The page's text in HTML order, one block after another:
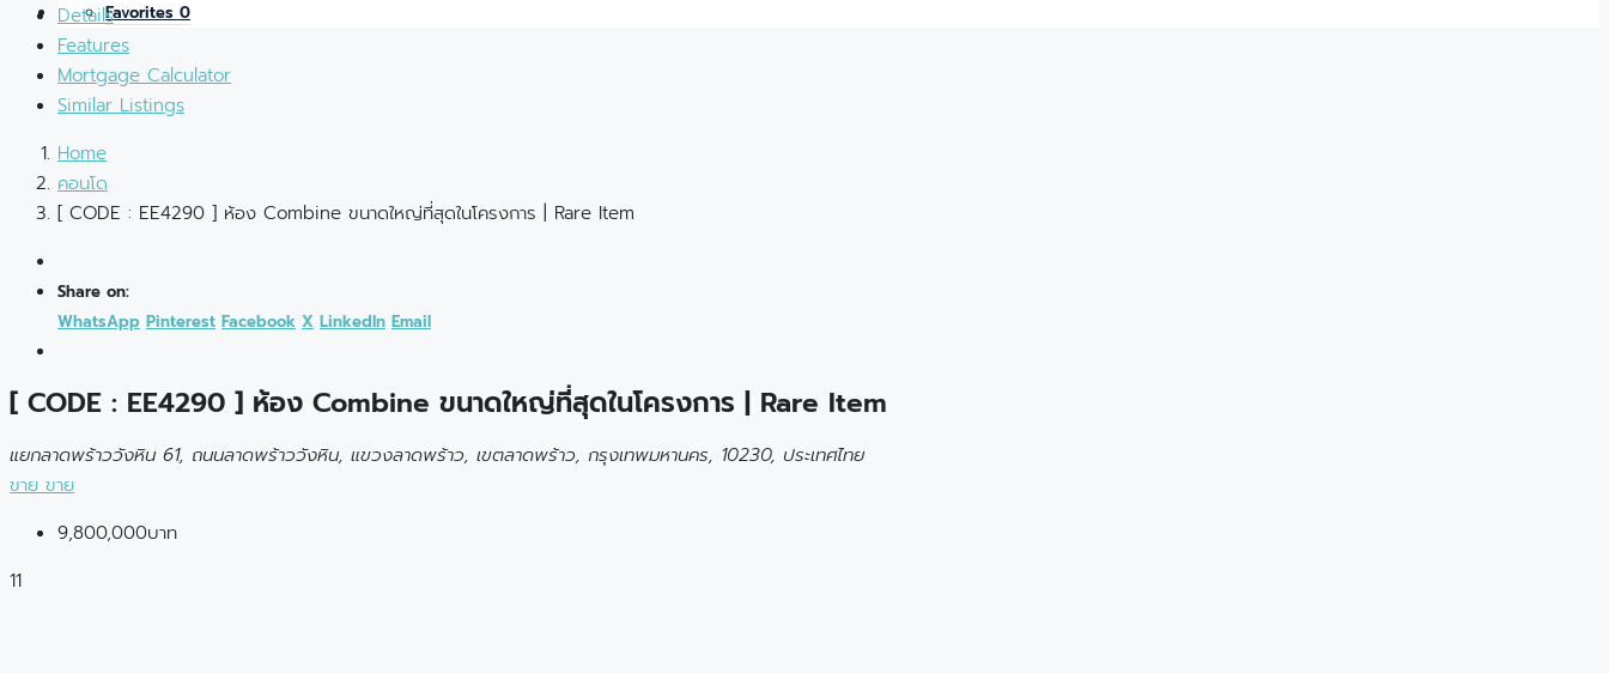
Favorites 0
Details
Features
Mortgage Calculator
Similar Listings
Home
คอนโด
[ CODE : EE4290 ] ห้อง Combine ขนาดใหญ่ที่สุดในโครงการ | Rare Item
Share on:
WhatsApp Pinterest Facebook X LinkedIn Email
[ CODE : EE4290 ] ห้อง Combine ขนาดใหญ่ที่สุดในโครงการ | Rare Item
แยกลาดพร้าววังหิน 61, ถนนลาดพร้าววังหิน, แขวงลาดพร้าว, เขตลาดพร้าว, กรุงเทพมหานคร, 10230, ประเทศไทย
ขาย ขาย
9,800,000บาท
11